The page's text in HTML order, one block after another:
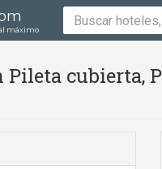
máximo
Pileta cubierta,